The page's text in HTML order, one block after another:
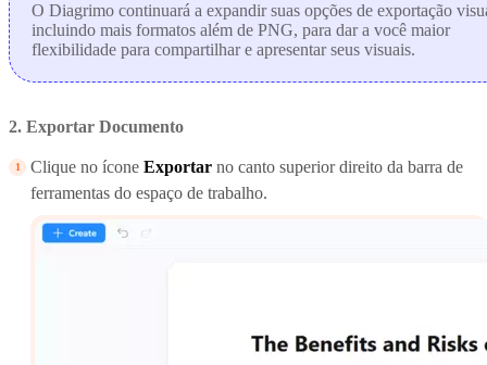
O Diagrimo continuará a expandir suas opções de exportação
incluindo mais formatos além de PNG, para dar a você maior
flexibilidade para compartilhar e apresentar seus visuais.
2. Exportar Documento
Clique no ícone Exportar no canto superior direito da barra de
ferramentas do espaço de trabalho.